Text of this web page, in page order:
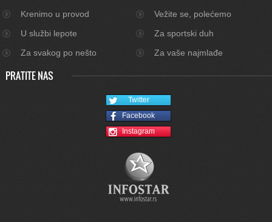
Krenimo u provod
Vežite se, polećemo
U službi lepote
Za sportski duh
Za svakog po nešto
Za vaše najmlađe
PRATITE NAS
Twitter
Facebook
Instagram